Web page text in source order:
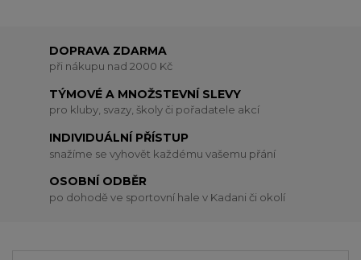
DOPRAVA ZDARMA
při nákupu nad 2000 Kč
TÝMOVÉ A MNOŽSTEVNÍ SLEVY
pro kluby, svazy, školy či pořadatele akcí
INDIVIDUÁLNÍ PŘÍSTUP
snažíme se vyhovět každému vašemu přání
OSOBNÍ ODBĚR
po dohodě ve sportovní hale v Kadani či okolí